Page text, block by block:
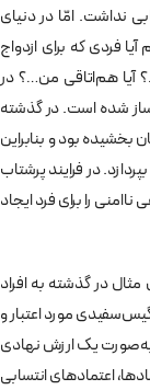
نداشت. امّا در دنیای
فردی که برای ازدواج
آیا هم‌اتاقی من…؟ در
شده است. در گذشته
بود و بنابراین
در فرایند پرشتاب
را برای فرد ایجاد
در گذشته به افراد
مورد اعتبار و
به‌صورت یک ارزش نهادی
اعتمادهای انتسابی